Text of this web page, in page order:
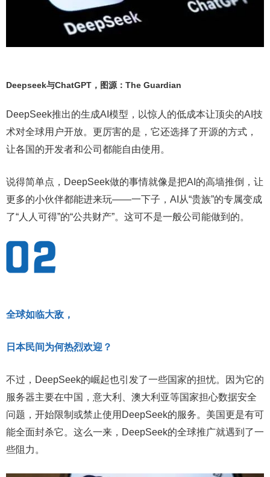
Deepseek与ChatGPT，图源：The Guardian
DeepSeek推出的生成AI模型，以惊人的低成本让顶尖的AI技
术对全球用户开放。更厉害的是，它还选择了开源的方式，
让各国的开发者和公司都能自由使用。
说得简单点，DeepSeek做的事情就像是把AI的高墙推倒，让
更多的小伙伴都能进来玩——一下子，AI从“贵族”的专属变成
了“人人可得”的“公共财产”。这可不是一般公司能做到的。
全球如临大敌，
日本民间为何热烈欢迎？
不过，DeepSeek的崛起也引发了一些国家的担忧。因为它的
服务器主要在中国，意大利、澳大利亚等国家担心数据安全
问题，开始限制或禁止使用DeepSeek的服务。美国更是有可
能全面封杀它。这么一来，DeepSeek的全球推广就遇到了一
些阻力。